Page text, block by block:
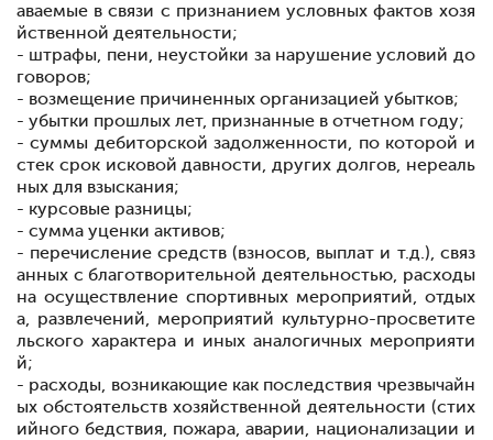
аваемые в связи с признанием условных фактов хозя
йственной деятельности;
- штрафы, пени, неустойки за нарушение условий до
говоров;
- возмещение причиненных организацией убытков;
- убытки прошлых лет, признанные в отчетном году;
- суммы дебиторской задолженности, по которой и
стек срок исковой давности, других долгов, нереаль
ных для взыскания;
- курсовые разницы;
- сумма уценки активов;
- перечисление средств (взносов, выплат и т.д.), связ
анных с благотворительной деятельностью, расходы
на осуществление спортивных мероприятий, отдых
а, развлечений, мероприятий культурно-просветите
льского характера и иных аналогичных мероприяти
й;
- расходы, возникающие как последствия чрезвычайн
ых обстоятельств хозяйственной деятельности (стих
ийного бедствия, пожара, аварии, национализации и